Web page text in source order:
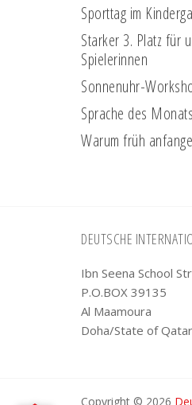
Sporttag im
Starker 3. Platz für
Spielerinnen
Sonnenuhr-
Sprache des Monats
Warum früh
DEUTSCHE
Ibn Seena School
P.O.BOX 39135
Al Maamoura
Doha/State of Qatar
Copyright © 2026